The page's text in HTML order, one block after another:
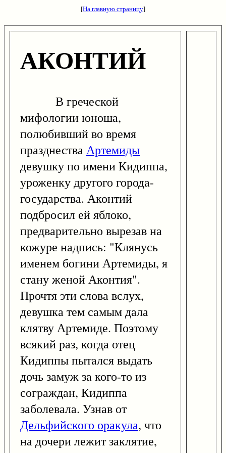
[На главную страницу]
АКОНТИЙ
В греческой
мифологии юноша,
полюбивший во время
празднестваАртемиды
девушку по имени Кидиппа,
уроженку другого города-
государства. Аконтий
подбросил ей яблоко,
предварительно вырезав на
кожуре надпись: "Клянусь
именем богини Артемиды, я
стану женой Аконтия".
Прочтя эти слова вслух,
девушка тем самым дала
клятву Артемиде. Поэтому
всякий раз, когда отец
Кидиппы пытался выдать
дочь замуж за кого-то из
сограждан, Кидиппа
заболевала. Узнав от
Дельфийского оракула, что
на дочери лежит заклятие,